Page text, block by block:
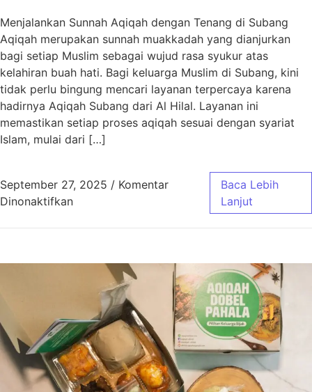
Menjalankan Sunnah Aqiqah dengan Tenang di Subang
Aqiqah merupakan sunnah muakkadah yang dianjurkan
bagi setiap Muslim sebagai wujud rasa syukur atas
kelahiran buah hati. Bagi keluarga Muslim di Subang, kini
tidak perlu bingung mencari layanan terpercaya karena
hadirnya Aqiqah Subang dari Al Hilal. Layanan ini
memastikan setiap proses aqiqah sesuai dengan syariat
Islam, mulai dari […]
September 27, 2025 / Komentar
Dinonaktifkanpada Aqiqah Subang Sesuai Syariat dengan
Baca Lebih
Lanjut